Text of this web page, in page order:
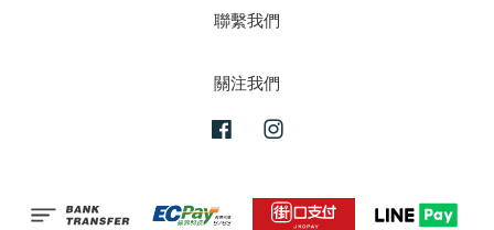
聯繫我們
關注我們
Facebook